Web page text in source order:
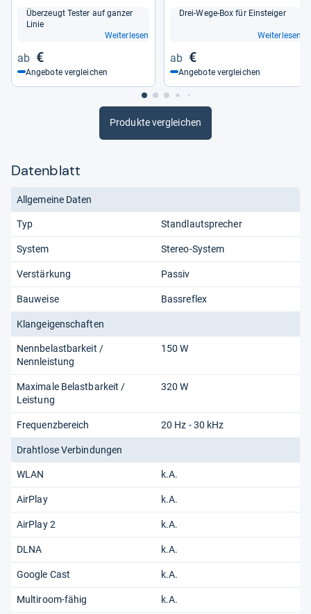
Über­zeugt Tes­ter auf gan­zer
Linie
Weiterlesen
€
Angebote vergleichen
Drei-​Wege-​Box für Ein­stei­ger
Weiterlesen
€
Angebote vergleichen
Produkte vergleichen
Datenblatt
Allgemeine Daten
Typ Standlautsprecher
System Stereo-System
Verstärkung Passiv
Bauweise Bassreflex
Klangeigenschaften
Nennbelastbarkeit /
Nennleistung
150 W
Maximale Belastbarkeit /
Leistung
320 W
Frequenzbereich 20 Hz - 30 kHz
Drahtlose Verbindungen
WLAN k.A.
AirPlay k.A.
AirPlay 2 k.A.
DLNA k.A.
Google Cast k.A.
Multiroom-fähig k.A.